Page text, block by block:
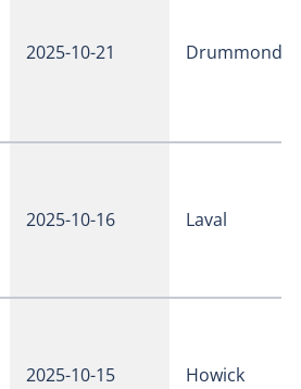
2025-10-21
2025-10-16 Laval
2025-10-15 Howick